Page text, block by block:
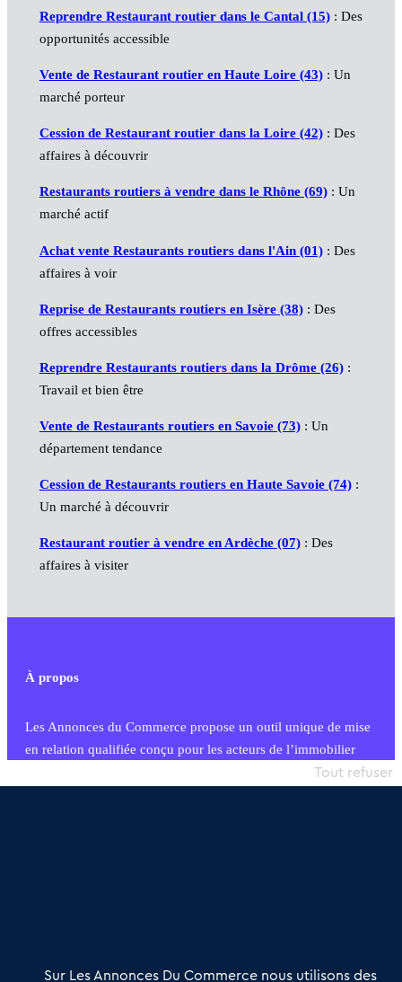
Reprendre Restaurant routier dans le Cantal (15): Des
opportunités accessible
Vente de Restaurant routier en Haute Loire (43): Un
marché porteur
Cession de Restaurant routier dans la Loire (42): Des
affaires à découvrir
Restaurants routiers à vendre dans le Rhône (69): Un
marché actif
Achat vente Restaurants routiers dans l'Ain (01): Des
affaires à voir
Reprise de Restaurants routiers en Isère (38): Des
offres accessibles
Reprendre Restaurants routiers dans la Drôme (26):
Travail et bien être
Vente de Restaurants routiers en Savoie (73): Un
département tendance
Cession de Restaurants routiers en Haute Savoie (74):
Un marché à découvrir
Restaurant routier à vendre en Ardèche (07): Des
affaires à visiter
À propos
Les Annonces du Commerce propose un outil unique de mise
en relation qualifiée conçu pour les acteurs de l’immobilier
commercial et les collectivités territoriales, simple et intégrant
Offres Pro
Sur Les Annonces Du Commerce nous utilisons des
Tout refuser